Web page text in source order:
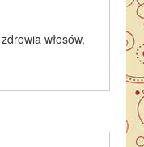
włosów,